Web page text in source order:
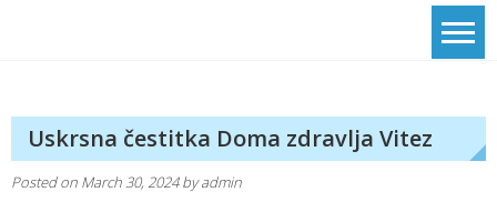
Uskrsna čestitka Doma zdravlja Vitez
Posted on March 30, 2024byadmin